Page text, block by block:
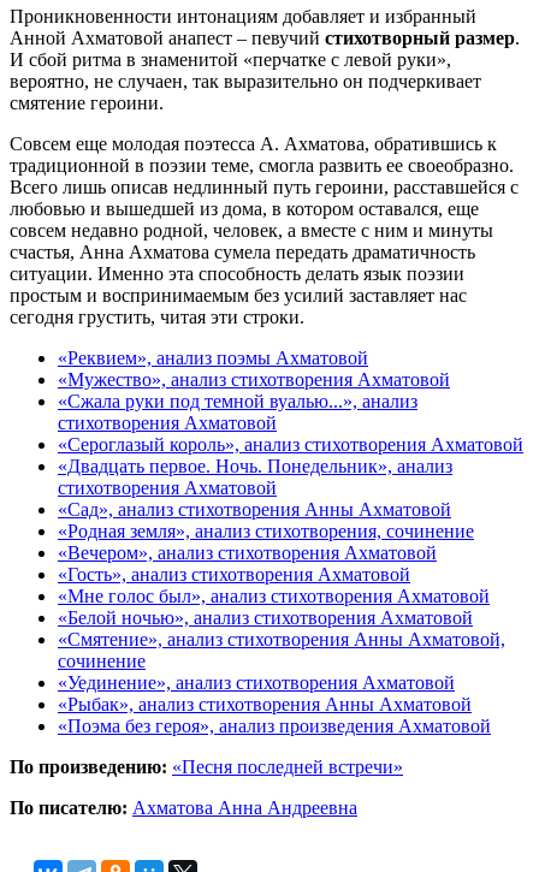
Проникновенности интонациям добавляет и избранный
Анной Ахматовой анапест – певучий стихотворный размер.
И сбой ритма в знаменитой «перчатке с левой руки»,
вероятно, не случаен, так выразительно он подчеркивает
смятение героини.
Совсем еще молодая поэтесса А. Ахматова, обратившись к
традиционной в поэзии теме, смогла развить ее своеобразно.
Всего лишь описав недлинный путь героини, расставшейся с
любовью и вышедшей из дома, в котором оставался, еще
совсем недавно родной, человек, а вместе с ним и минуты
счастья, Анна Ахматова сумела передать драматичность
ситуации. Именно эта способность делать язык поэзии
простым и воспринимаемым без усилий заставляет нас
сегодня грустить, читая эти строки.
«Реквием», анализ поэмы Ахматовой
«Мужество», анализ стихотворения Ахматовой
«Сжала руки под темной вуалью...», анализ
стихотворения Ахматовой
«Сероглазый король», анализ стихотворения Ахматовой
«Двадцать первое. Ночь. Понедельник», анализ
стихотворения Ахматовой
«Сад», анализ стихотворения Анны Ахматовой
«Родная земля», анализ стихотворения, сочинение
«Вечером», анализ стихотворения Ахматовой
«Гость», анализ стихотворения Ахматовой
«Мне голос был», анализ стихотворения Ахматовой
«Белой ночью», анализ стихотворения Ахматовой
«Смятение», анализ стихотворения Анны Ахматовой,
сочинение
«Уединение», анализ стихотворения Ахматовой
«Рыбак», анализ стихотворения Анны Ахматовой
«Поэма без героя», анализ произведения Ахматовой
По произведению: «Песня последней встречи»
По писателю: Ахматова Анна Андреевна